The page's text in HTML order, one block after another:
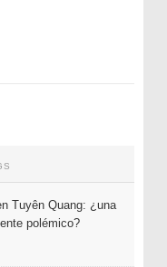
Tuyên Quang: ¿una
polémico?